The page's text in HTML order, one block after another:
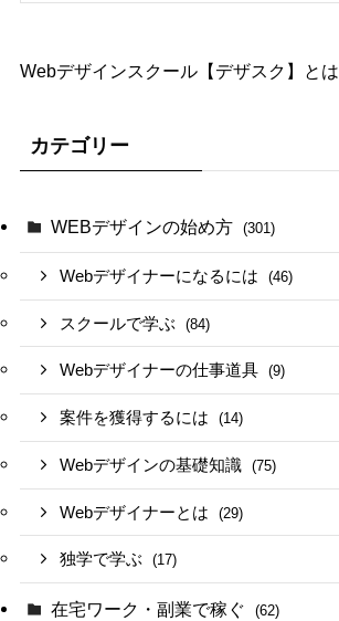
Webデザインスクール【デザスク】とは
カテゴリー
WEBデザインの始め方 (301)
Webデザイナーになるには (46)
スクールで学ぶ (84)
Webデザイナーの仕事道具 (9)
案件を獲得するには (14)
Webデザインの基礎知識 (75)
Webデザイナーとは (29)
独学で学ぶ (17)
在宅ワーク・副業で稼ぐ (62)